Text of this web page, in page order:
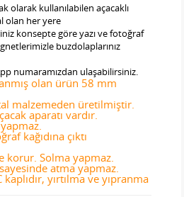
olarak kullanılabilen açacaklı
olan her yere
konsepte göre yazı ve fotoğraf
buzdolaplarınız
numaramızdan ulaşabilirsiniz.
olan ürün 58 mm
malzemeden üretilmiştir.
aparatı vardır.
kağıdına çıktı
korur. Solma yapmaz.
atma yapmaz.
yırtılma ve yıpranma